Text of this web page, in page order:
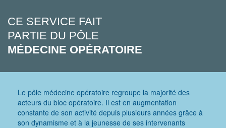
CE SERVICE FAIT
PARTIE DU PÔLE
MÉDECINE OPÉRATOIRE
Le pôle médecine opératoire regroupe la majorité des
acteurs du bloc opératoire. Il est en augmentation
constante de son activité depuis plusieurs années grâce à
son dynamisme et à la jeunesse de ses intervenants